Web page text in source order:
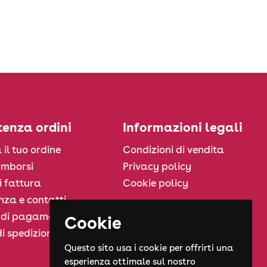
ordini
il tuo ordine
fattura
e contatti
pagamento
spedizione
Informazioni legali
Condizioni di vendita
Privacy policy
Cookie policy
Cookie
Questo sito usa i cookie per offrirti una
esperienza ottimale sul nostro